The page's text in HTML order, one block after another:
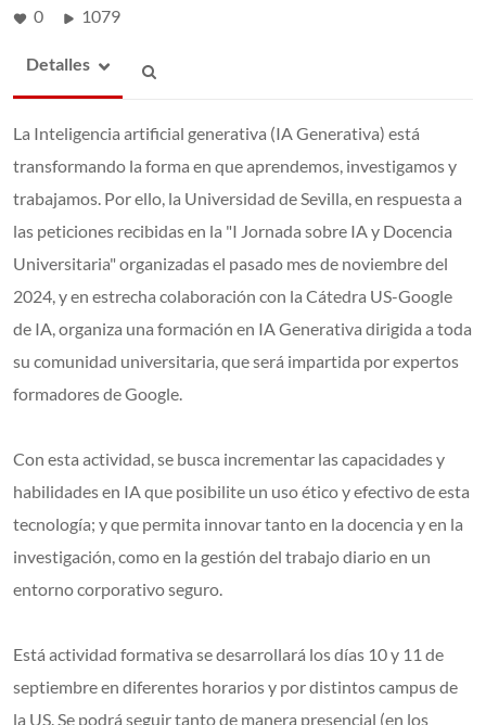
0 1079
Detalles
La Inteligencia artificial generativa (IA Generativa) está
transformando la forma en que aprendemos, investigamos y
trabajamos. Por ello, la Universidad de Sevilla, en respuesta a
las peticiones recibidas en la "I Jornada sobre IA y Docencia
Universitaria" organizadas el pasado mes de noviembre del
2024, y en estrecha colaboración con la Cátedra US-Google
de IA, organiza una formación en IA Generativa dirigida a toda
su comunidad universitaria, que será impartida por expertos
formadores de Google.
Con esta actividad, se busca incrementar las capacidades y
habilidades en IA que posibilite un uso ético y efectivo de esta
tecnología; y que permita innovar tanto en la docencia y en la
investigación, como en la gestión del trabajo diario en un
entorno corporativo seguro.
Está actividad formativa se desarrollará los días 10 y 11 de
septiembre en diferentes horarios y por distintos campus de
la US. Se podrá seguir tanto de manera presencial (en los